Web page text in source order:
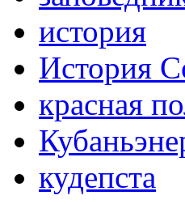
история
История
красная
кудепста